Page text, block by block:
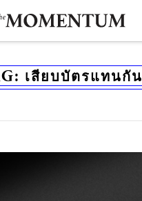
เสียบบัตรแทนกัน